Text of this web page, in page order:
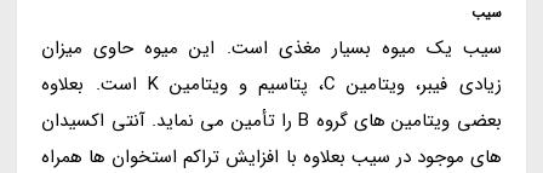
سیب
سیب یک میوه بسیار مغذی است. این میوه حاوی میزان
زیادی فیبر، ویتامین C، پتاسیم و ویتامین K است. بعلاوه
بعضی ویتامین های گروه B را تأمین می نماید. آنتی اکسیدان
های موجود در سیب بعلاوه با افزایش تراکم استخوان ها همراه